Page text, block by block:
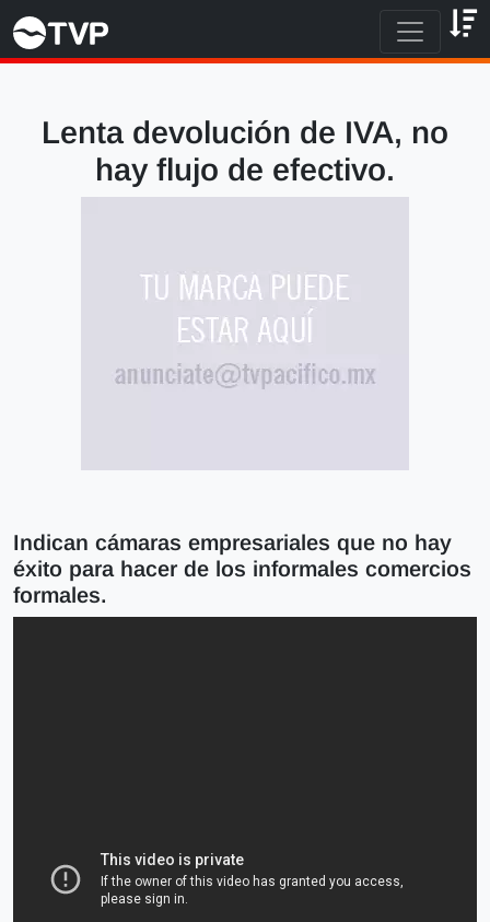
Lenta devolución de IVA, no
hay flujo de efectivo.
Indican cámaras empresariales que no hay
éxito para hacer de los informales comercios
formales.